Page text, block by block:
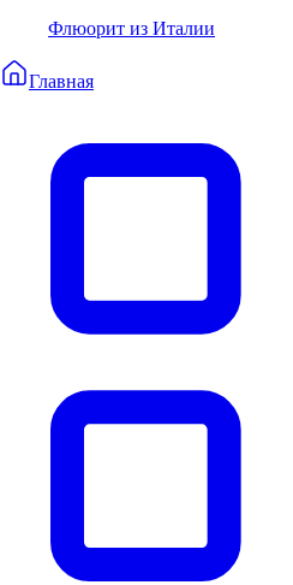
Флюорит из Италии
Главная